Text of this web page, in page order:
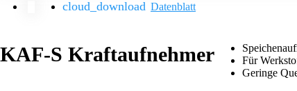
Datenblatt
KAF-S Kraftaufnehmer
Für
Geringe